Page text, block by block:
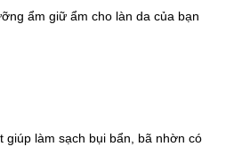
ẩm giữ ẩm cho làn da của bạn
giúp làm sạch bụi bẩn, bã nhờn có